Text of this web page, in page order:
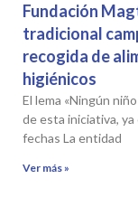
Fundación
tradicional
recogida de
higiénicos
El lema «Ningún
de esta iniciativa,
fechas La entidad
Ver más »